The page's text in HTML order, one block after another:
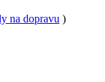
na dopravu )